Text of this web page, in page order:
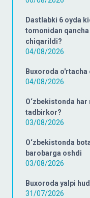
Dastlabki 6 oyda
tomonidan
chiqarildi?
04/08/2026
Buxoroda
04/08/2026
O‘zbekistonda
tadbirkor?
03/08/2026
O‘zbekistonda
barobarga oshdi
03/08/2026
Buxoroda yalpi
31/07/2026